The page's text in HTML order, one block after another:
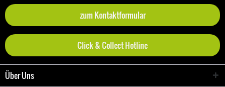
zum Kontaktformular
Click & Collect Hotline
Über Uns